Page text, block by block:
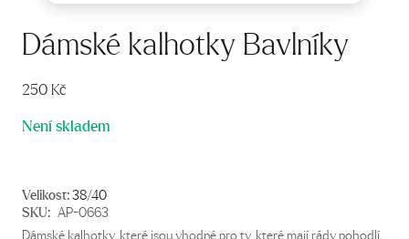
Dámské kalhotky Bavlníky
250 Kč
Není skladem
Velikost:38/40
SKU: AP-0663
Dámské kalhotky, které jsou vhodné pro ty, které mají rády pohodlí.